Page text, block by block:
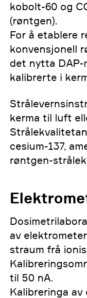
kobolt-60 og
(røntgen).
For å etablere
konvensjonell
det nytta DAP-
kalibrerte i
kerma til luft
cesium-137,
røntgen-
av
straum frå
til 50 nA.
Kalibreringa